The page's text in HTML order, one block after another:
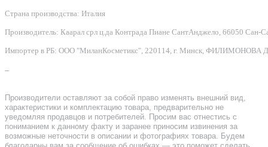
Страна производства: Италия
Производитель: Каарал срл ц.да Контрада Пиане СантАнджело, 66050 Сан-
Импортер в РБ: ООО "МиланКосметикс", 220114, г. Минск, ФИЛИМОНОВА
–
Производители оставляют за собой право изменять внешний вид,
характеристики и комплектацию товара, предварительно не
уведомляя продавцов и потребителей. Просим вас отнестись с
пониманием к данному факту и заранее приносим извинения за
возможные неточности в описании и фотографиях товара. Будем